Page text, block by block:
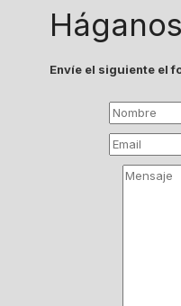
Envíe el siguiente el